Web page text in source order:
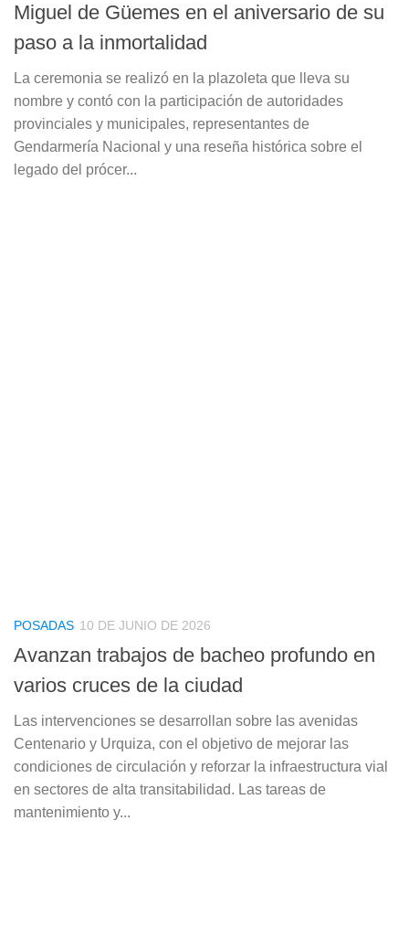
Miguel de Güemes en el aniversario de su
paso a la inmortalidad
La ceremonia se realizó en la plazoleta que lleva su
nombre y contó con la participación de autoridades
provinciales y municipales, representantes de
Gendarmería Nacional y una reseña histórica sobre el
legado del prócer...
POSADAS 10 DE JUNIO DE 2026
Avanzan trabajos de bacheo profundo en
varios cruces de la ciudad
Las intervenciones se desarrollan sobre las avenidas
Centenario y Urquiza, con el objetivo de mejorar las
condiciones de circulación y reforzar la infraestructura vial
en sectores de alta transitabilidad. Las tareas de
mantenimiento y...